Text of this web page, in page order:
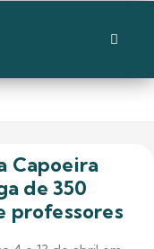
Capoeira
de 350
professores